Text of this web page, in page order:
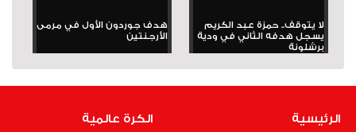
لا يتوقف.. حمزة عبد الكريم
يسجل هدفه الثاني في ودية
برشلونة
هدف جوردون الأول في مرمى
الأرجنتين
الرئيسية
الكرة عالمية